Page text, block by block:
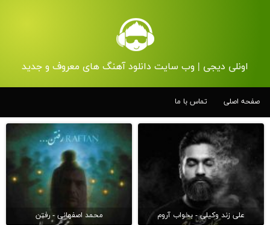
اونلی دیجی | وب سایت دانلود آهنگ های معروف و جدید
صفحه اصلی تماس با ما
علی زند وکیلی - بخواب آروم محمد اصفهانی - رفتن